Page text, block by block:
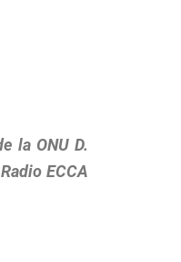
la ONU D.
ECCA